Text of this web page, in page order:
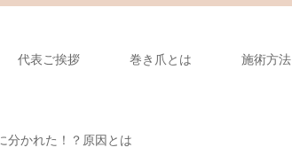
代表ご挨拶 巻き爪とは 施術方法
分かれた！？原因とは